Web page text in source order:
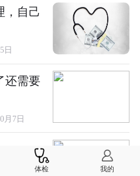
，自己
日
还需要
月7日
18日 体检 我的